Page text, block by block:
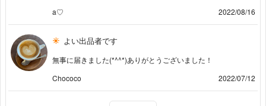
a♡
2022/08/16
よい出品者です
無事に届きました(*^^*)ありがとうございました！
Chococo
2022/07/12